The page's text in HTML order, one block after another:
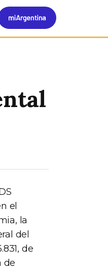
Mi
el
la
del
de
de